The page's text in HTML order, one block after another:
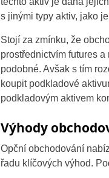
s jinými typy aktiv, jako je
Stojí za zmínku, že
prostřednictvím futures
podobné. Avšak s tím
koupit podkladové
podkladovým aktivem
Výhody
Opční obchodování
řadu klíčových výhod.